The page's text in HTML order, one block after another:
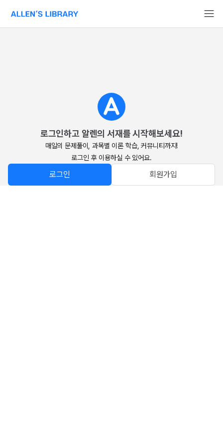
알렌의 서재 홈페이지로 이동
로그인하고 알렌의 서재를 시작해보세요!
매일의 문제풀이, 과목별 이론 학습, 커뮤니티까지!
로그인 후 이용하실 수 있어요.
로그인 회원가입